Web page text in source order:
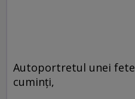
Autoportretul unei fete
cuminţi,